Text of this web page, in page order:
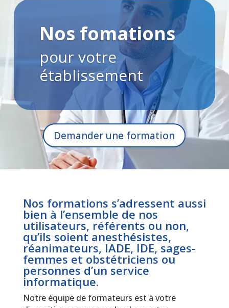
Nos fomations
pour votre
établissement
Demander une formation
Nos formations s’adressent aussi
bien à l’ensemble de nos
utilisateurs, référents ou non,
qu’ils soient anesthésistes,
réanimateurs, IADE, IDE, sages-
femmes et obstétriciens ou
personnes d’un service
informatique.
Notre équipe de formateurs est à votre